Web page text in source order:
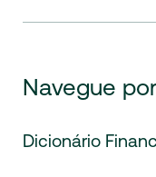
Navegue
Dicionário